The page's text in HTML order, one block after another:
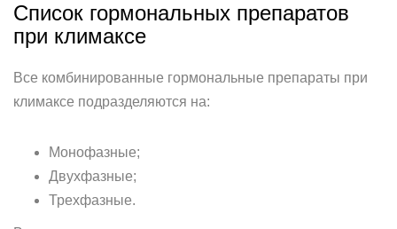
Список гормональных препаратов
при климаксе
Все комбинированные гормональные препараты при
климаксе подразделяются на:
Монофазные;
Двухфазные;
Трехфазные.